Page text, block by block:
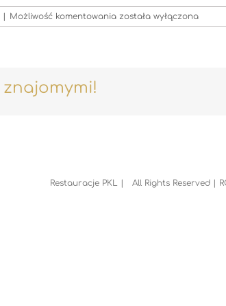
| Możliwość komentowania została wyłączona
znajomymi!
Restauracje PKL | All Rights Reserved |